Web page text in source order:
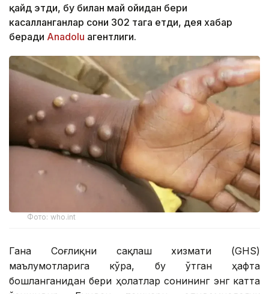
қайд этди, бу билан май ойидан бери
касалланганлар сони 302 тага етди, дея хабар
беради Аnadolu агентлиги.
Фото: who.int
Гана Соғлиқни сақлаш хизмати (GHS)
маълумотларига кўра, бу ўтган ҳафта
бошланганидан бери ҳолатлар сонининг энг катта